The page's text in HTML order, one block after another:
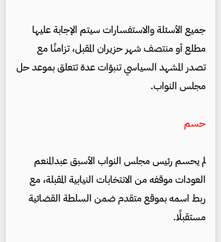
جميع الأسئلة والاستفسارات سيتم الإجابة عليها
مطلع أو منتصف شهر حزيران المقبل، تزامنًا مع
تصدر المشهد السياسي تنبؤات عدة تتعلق بموعد حل
مجلس النواب.
حسم
لم يحسم رئيس مجلس النواب الأسبق عبدالمنعم
العودات موقفه من الانتخابات النيابية المقبلة، مع
ربط اسمه بموقع متقدم ضمن السلطة القضائية
مستقبلًا.